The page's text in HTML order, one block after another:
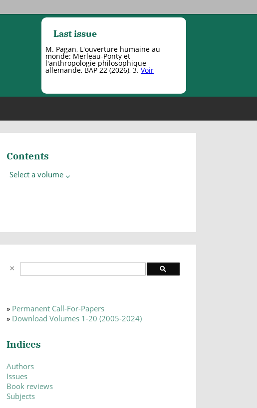
Last issue
M. Pagan, L'ouverture humaine au
monde: Merleau-Ponty et
l'anthropologie philosophique
allemande, BAP 22 (2026), 3. Voir
Contents
Select a volume
» Permanent Call-For-Papers
» Download Volumes 1-20 (2005-2024)
Indices
Authors
Issues
Book reviews
Subjects